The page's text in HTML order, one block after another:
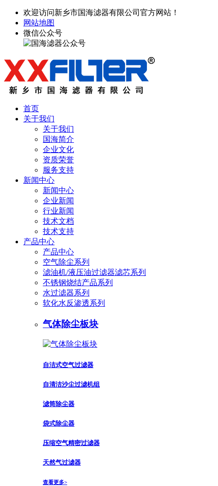
欢迎访问新乡市国海滤器有限公司官方网站！
网站地图
微信公众号
首页
关于我们
关于我们
国海简介
企业文化
资质荣誉
服务支持
新闻中心
新闻中心
企业新闻
行业新闻
技术文档
技术支持
产品中心
产品中心
空气除尘系列
滤油机/液压油过滤器滤芯系列
不锈钢烧结产品系列
水过滤器系列
软化水反渗透系列
气体除尘板块
自洁式空气过滤器
自清洁沙尘过滤机组
滤筒除尘器
袋式除尘器
压缩空气精密过滤器
天然气过滤器
查看更多>